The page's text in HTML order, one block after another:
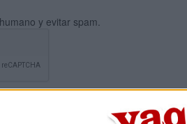
y evitar spam.